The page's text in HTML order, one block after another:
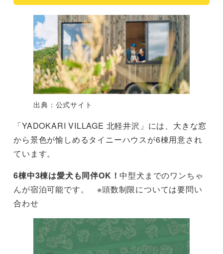
出典：公式サイト
「YADOKARI VILLAGE 北軽井沢」には、大きな窓
から景色が愉しめるタイニーハウスが6棟用意され
ています。
6棟中3棟は愛犬も同伴OK！ 中型犬までのワンちゃ
んが宿泊可能です。 ※頭数制限については要問い
合わせ